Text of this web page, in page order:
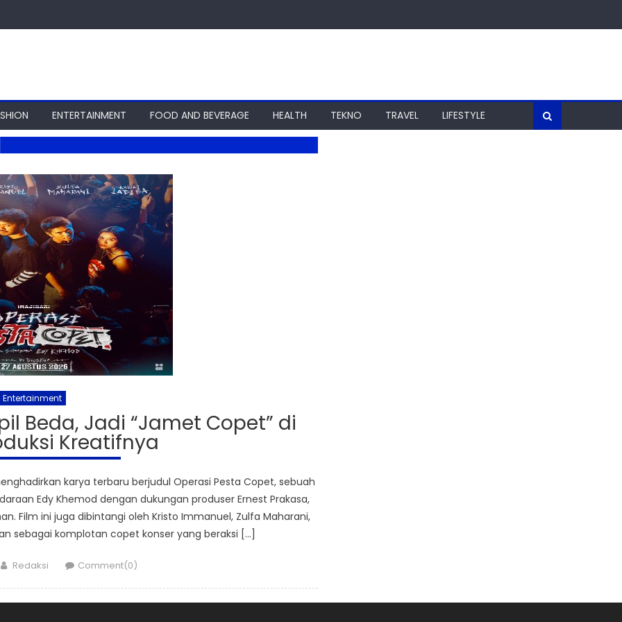
ENTERTAINMENT FOOD AND BEVERAGE HEALTH TEKNO TRAVEL LIFESTYLE
Entertainment
Beda, Jadi “Jamet Copet” di
Kreatifnya
karya terbaru berjudul Operasi Pesta Copet, sebuah
Edy Khemod dengan dukungan produser Ernest Prakasa,
Film ini juga dibintangi oleh Kristo Immanuel, Zulfa Maharani,
sebagai komplotan copet konser yang beraksi […]
Author
Redaksi Comment(0)